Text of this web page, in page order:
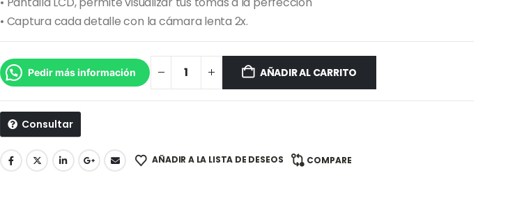
• Captura cada detalle con la cámara lenta 2x.
Pedir más información AÑADIR AL CARRITO
Consultar
AÑADIR A LA LISTA DE DESEOS COMPARE